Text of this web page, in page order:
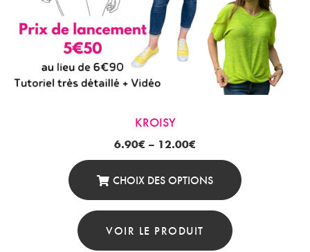
Du
Produit
KROISY
6.90€ – 12.00€
CHOIX DES OPTIONS
Ce
Produit
VOIR LE PRODUIT